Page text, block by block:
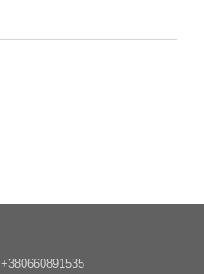
+380660891535